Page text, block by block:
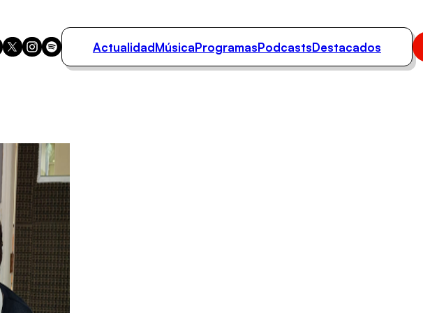
ActualidadMúsicaProgramasPodcastsDestacados